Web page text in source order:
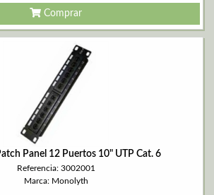
Comprar
Panel 12 Puertos 10" UTP Cat. 6
Referencia: 3002001
Marca: Monolyth